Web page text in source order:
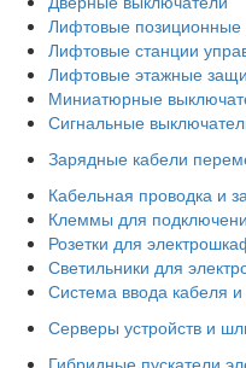
Лифтовые позиционные
Лифтовые станции
Лифтовые этажные
Миниатюрные
Сигнальные
Зарядные кабели
Кабельная проводка и
Клеммы для
Розетки для
Светильники для
Система ввода кабеля
Серверы устройств и
Гибридные пускатели